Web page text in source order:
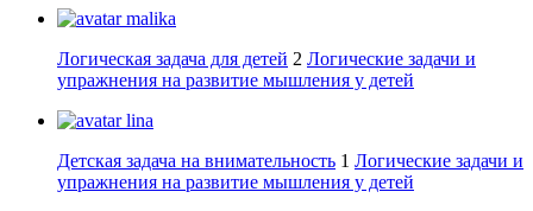
malika
Логическая задача для детей 2 Логические задачи и
упражнения на развитие мышления у детей
lina
Детская задача на внимательность 1 Логические задачи и
упражнения на развитие мышления у детей